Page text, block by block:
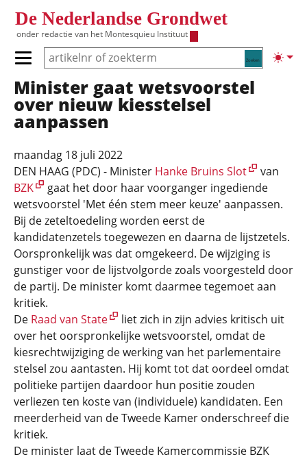
De Nederlandse Grondwet
onder redactie van het Montesquieu Instituut
Zoeken
Primair menu tonen/verbergen
Hoofdnavigatie
Minister gaat wetsvoorstel
over nieuw kiesstelsel
aanpassen
maandag 18 juli 2022
DEN HAAG (PDC) - Minister Hanke Bruins Slot
van
BZK
gaat het door haar voorganger ingediende
wetsvoorstel 'Met één stem meer keuze' aanpassen.
Bij de zeteltoedeling worden eerst de
kandidatenzetels toegewezen en daarna de lijstzetels.
Oorspronkelijk was dat omgekeerd. De wijziging is
gunstiger voor de lijstvolgorde zoals voorgesteld door
de partij. De minister komt daarmee tegemoet aan
kritiek.
De Raad van State
liet zich in zijn advies kritisch uit
over het oorspronkelijke wetsvoorstel, omdat de
kiesrechtwijziging de werking van het parlementaire
stelsel zou aantasten. Hij komt tot dat oordeel omdat
politieke partijen daardoor hun positie zouden
verliezen ten koste van (individuele) kandidaten. Een
meerderheid van de Tweede Kamer onderschreef die
kritiek.
De minister laat de Tweede Kamercommissie BZK